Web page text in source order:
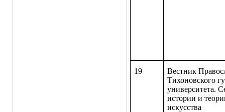
19
Вестник
Тихоновского
университета.
истории и
искусства